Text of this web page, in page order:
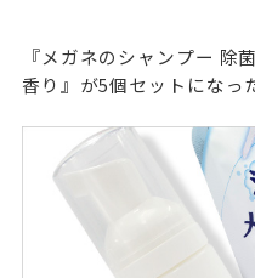
『メガネのシャンプー 除
香り』が5個セットになっ